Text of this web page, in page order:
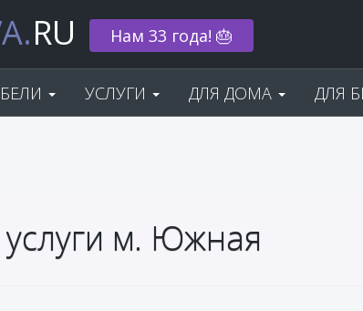
RU Нам 33 года! 🎂
УСЛУГИ ДЛЯ ДОМА ДЛЯ
м. Южная